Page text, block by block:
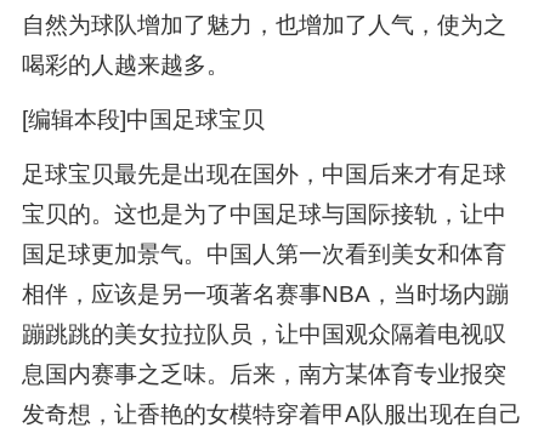
自然为球队增加了魅力，也增加了人气，使为之
喝彩的人越来越多。
[编辑本段]中国足球宝贝
足球宝贝最先是出现在国外，中国后来才有足球
宝贝的。这也是为了中国足球与国际接轨，让中
国足球更加景气。中国人第一次看到美女和体育
相伴，应该是另一项著名赛事NBA，当时场内蹦
蹦跳跳的美女拉拉队员，让中国观众隔着电视叹
息国内赛事之乏味。后来，南方某体育专业报突
发奇想，让香艳的女模特穿着甲A队服出现在自己